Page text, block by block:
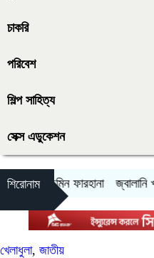
চাকরি
পরিবেশ
শিল্প সাহিত্য
সেক্স এডুকেশন
শিরোনামরুমিন ফারহানা জ্বালানি
খেলাধুলা, জাতীয়